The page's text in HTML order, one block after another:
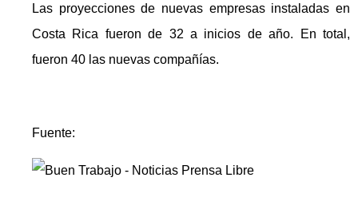
Las proyecciones de nuevas empresas instaladas en
Costa Rica fueron de 32 a inicios de año. En total,
fueron 40 las nuevas compañías.
Fuente: